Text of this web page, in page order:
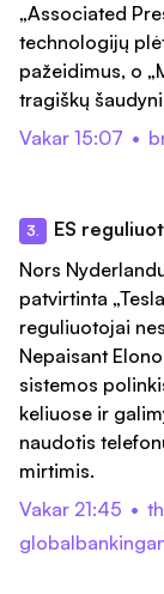
„Associated
technologijų
pažeidimus, o
tragiškų
Vakar 15:07 •
3.
ES
Nors
patvirtinta
reguliuotojai
Nepaisant
sistemos
keliuose ir
naudotis
mirtimis.
Vakar 21:45 •